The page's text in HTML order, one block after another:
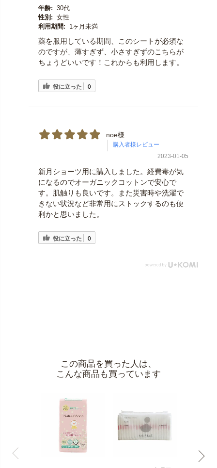
年齢: 30代
性別: 女性
利用期間:
1ヶ月未満
薬を服用している期間、このシートが必須な
のですが、薄すぎず、小さすぎずのこちらが
ちょうどいいです！これからも利用します。
役に立った 0
noe様
2023-01-05
新月ショーツ用に購入しました。経費毒が気
になるのでオーガニックコットンで安心で
す。肌触りも良いです。また災害時や洗濯で
きない状況など非常用にストックするのも便
利かと思いました。
役に立った 0
この商品を買った人は、
こんな商品も買っています